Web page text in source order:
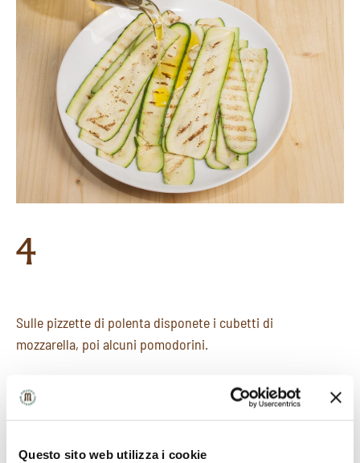
Questo sito web utilizza i cookie
4
Sulle pizzette di polenta disponete i cubetti di
mozzarella, poi alcuni pomodorini.